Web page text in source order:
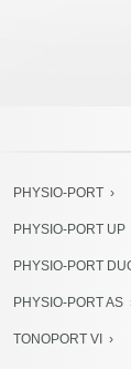
PWA-Modul
Produktarchiv
PHYSIO-PORT
PHYSIO-PORT UP
PHYSIO-PORT
PHYSIO-PORT AS
TONOPORT VI